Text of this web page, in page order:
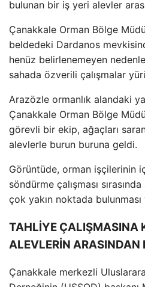
bulunan bir iş yeri alevler
Çanakkale Orman Bölge
beldedeki Dardanos
henüz belirlenemeyen
sahada özverili çalışmalar y
Arazözle ormanlık alandaki
Çanakkale Orman Bölge
görevli bir ekip, ağaçları
alevlerle burun buruna geldi.
Görüntüde, orman işçilerinin
söndürme çalışması
çok yakın noktada bulunması
TAHLİYE ÇALIŞMASINA
ALEVLERİN ARASINDAN
Çanakkale merkezli